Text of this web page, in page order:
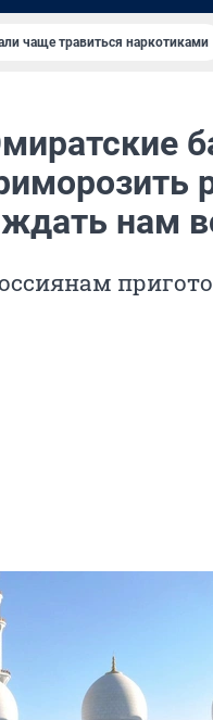
чаще травиться наркотиками
нам